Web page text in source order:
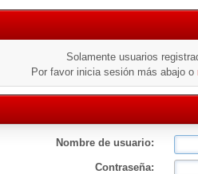
Solamente usuarios
Por favor inicia sesión más abajo o
Nombre de usuario:
Contraseña: